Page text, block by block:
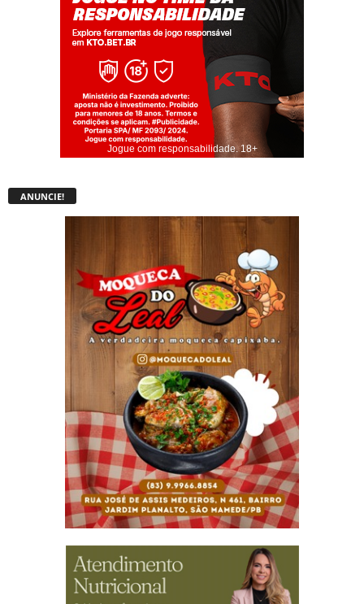
Jogue com responsabilidade. 18+
ANUNCIE!